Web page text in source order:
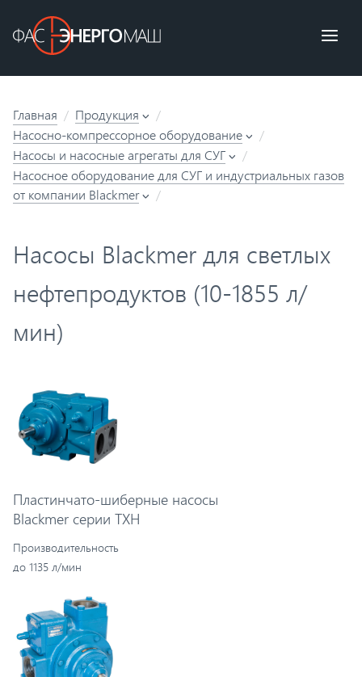
Главная
Продукция
Насосно-компрессорное оборудование
Насосы и насосные агрегаты для СУГ
Насосное оборудование для СУГ и индустриальных газов
от компании Blackmer
Насосы Blackmer для светлых
нефтепродуктов (10-1855 л/
мин)
Пластинчато-шиберные насосы
Blackmer серии TXH
Производительность
до 1135 л/мин